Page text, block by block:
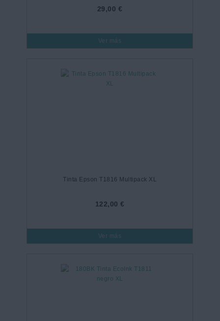
29,00 €
Ver más
Tinta Epson T1816 Multipack XL
122,00 €
Ver más